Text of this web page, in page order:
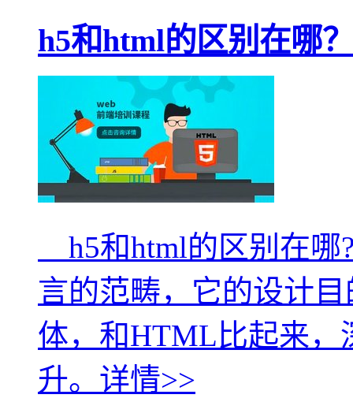
h5和html的区别在哪
h5和html的区别在哪
言的范畴，它的设计
体，和HTML比起来，
升。 详情>>